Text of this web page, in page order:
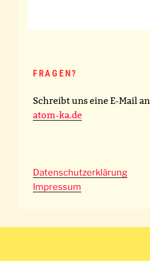
FRAGEN?
Schreibt uns eine E-Mail an
atom-ka.de
Datenschutzerklärung
Impressum